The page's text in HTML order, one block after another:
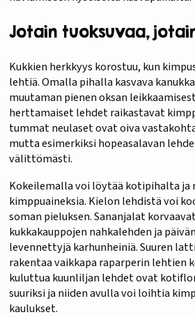
Jotain tuoksuvaa,
Kukkien herkkyys korostuu, kun
lehtiä. Omalla pihalla kasvava
muutaman pienen oksan
herttamaiset lehdet raikastavat
tummat neulaset ovat oiva
mutta esimerkiksi hopeasalavan
välittömästi.
Kokeilemalla voi löytää kotipihalta
kimppuaineksia. Kielon lehdistä voi
soman pieluksen. Sananjalat
kukkakauppojen nahkalehden ja
levennettyjä karhunheiniä. Suuren
rakentaa vaikkapa raparperin lehtien
kuluttua kuunliljan lehdet ovat
suuriksi ja niiden avulla voi loihtia
kaulukset.